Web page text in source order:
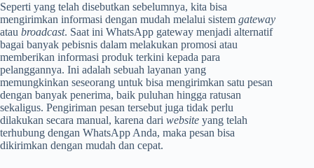
Seperti yang telah disebutkan sebelumnya, kita bisa
mengirimkan informasi dengan mudah melalui sistem gateway
atau broadcast. Saat ini WhatsApp gateway menjadi alternatif
bagai banyak pebisnis dalam melakukan promosi atau
memberikan informasi produk terkini kepada para
pelanggannya. Ini adalah sebuah layanan yang
memungkinkan seseorang untuk bisa mengirimkan satu pesan
dengan banyak penerima, baik puluhan hingga ratusan
sekaligus. Pengiriman pesan tersebut juga tidak perlu
dilakukan secara manual, karena dari website yang telah
terhubung dengan WhatsApp Anda, maka pesan bisa
dikirimkan dengan mudah dan cepat.